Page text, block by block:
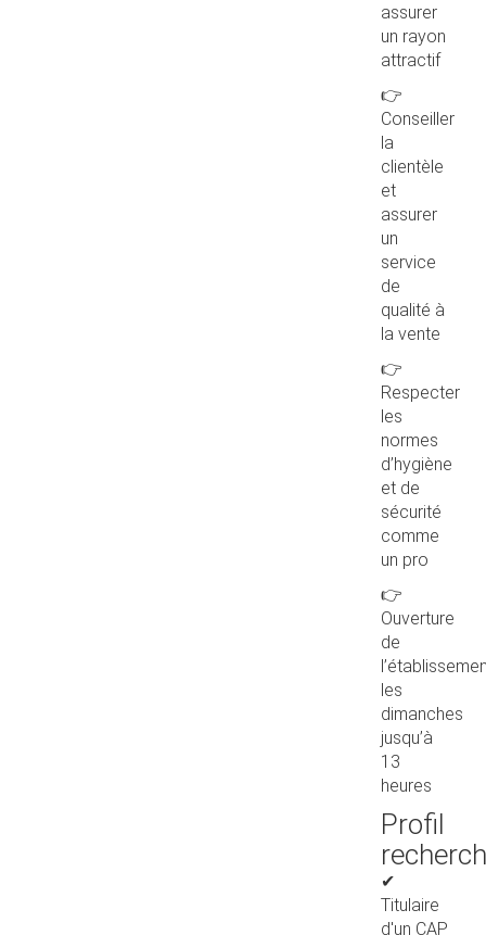
assurer
un rayon
attractif
👉
Conseiller
la
clientèle
et
assurer
un
service
de
qualité à
la vente
👉
Respecter
les
normes
d’hygiène
et de
sécurité
comme
un pro
👉
Ouverture
de
les
dimanches
jusqu’à
13
heures
Profil
✔
Titulaire
d'un CAP